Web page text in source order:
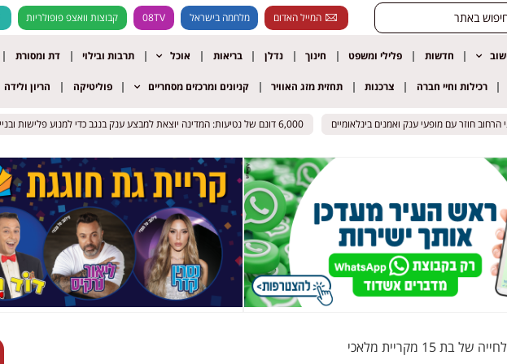
המייל האדום מלחמה בישראל 08TV קבוצות וואצפ פופולריות
חדשות פלילי ומשפט חינוך נדלן בריאות אוכל תרבות ובילוי דת ומסורת
רכילות וחיי חברה צרכנות תחזית מזג האוויר קניונים ומרכזים מסחריים פוליטיקה הריון ולידה
חוזר עם מופעי ענק ואמנים בינלאומיים 6,000 דונם של נטיעות: המדינה יוצאת למבצע ענק בנגב כדי למנוע פלישות ובנייה בלתי חוקית חוזר עם מופעי ענק ואמנים בינלאומיים 6,000 דונם של נטיעות: המדינה יוצאת למבצע ענק בנגב כדי למנוע פלישות ובנייה בלתי חוקית
בת 15 מקריית מלאכי